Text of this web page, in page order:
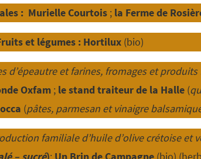
: Murielle Courtois; la Ferme de
et légumes : Hortilux (bio)
d’épeautre et farines, fromages et produits
Oxfam; lestand traiteur de la Halle(
(pâtes, parmesan et vinaigre
familiale d’huile d’olive crétoise et